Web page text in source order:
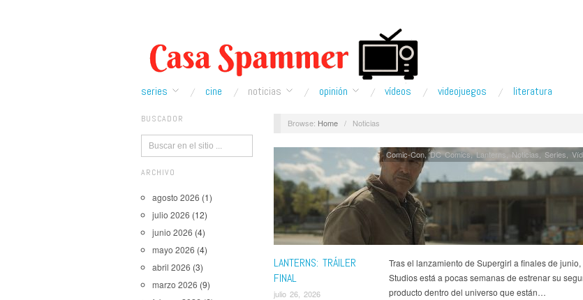
series cine noticias opinión ví­deos videojuegos literatura
BUSCADOR
ARCHIVO
agosto 2026 (1)
julio 2026 (12)
junio 2026 (4)
mayo 2026 (4)
abril 2026 (3)
marzo 2026 (9)
Browse: Home / Noticias
LANTERNS: TRÁILER
FINAL
julio 26, 2026
Comic-Con,DC Comics,Lanterns Noticias ,Series ,
Tras el lanzamiento de Supergirl a finales de junio,
Studios está a pocas semanas de estrenar su
producto dentro del universo que están…